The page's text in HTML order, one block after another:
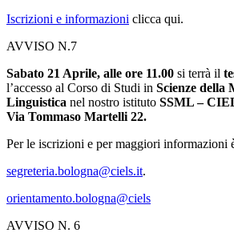
Iscrizioni e informazioni clicca qui.
AVVISO N.7
Sabato 21 Aprile, alle ore 11.00 si terrà il
l’accesso al Corso di Studi in Scienze della
Linguistica nel nostro istituto SSML –
Via Tommaso Martelli 22.
Per le iscrizioni e per maggiori informazioni
segreteria.bologna@ciels.it.
orientamento.bologna@ciels
AVVISO N. 6